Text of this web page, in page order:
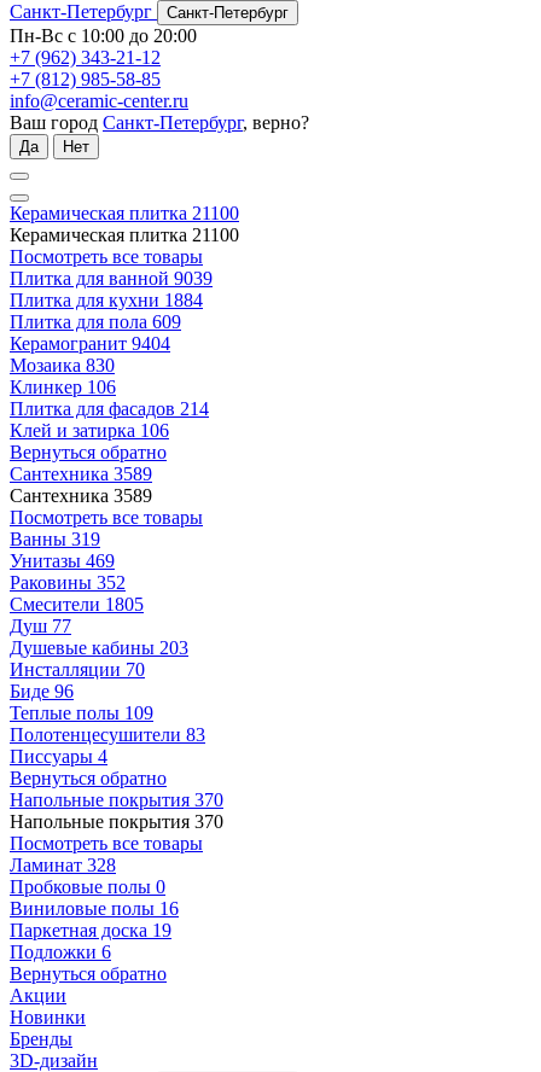
Санкт-Петербург
Санкт-Петербург
Пн-Вс с 10:00 до 20:00
+7 (962) 343-21-12
+7 (812) 985-58-85
info@ceramic-center.ru
Ваш город Санкт-Петербург, верно?
Да Нет
Керамическая плитка 21100
Керамическая плитка 21100
Посмотреть все товары
Плитка для ванной 9039
Плитка для кухни 1884
Плитка для пола 609
Керамогранит 9404
Мозаика 830
Клинкер 106
Плитка для фасадов 214
Клей и затирка 106
Вернуться обратно
Сантехника 3589
Сантехника 3589
Посмотреть все товары
Ванны 319
Унитазы 469
Раковины 352
Смесители 1805
Душ 77
Душевые кабины 203
Инсталляции 70
Биде 96
Теплые полы 109
Полотенцесушители 83
Писсуары 4
Вернуться обратно
Напольные покрытия 370
Напольные покрытия 370
Посмотреть все товары
Ламинат 328
Пробковые полы 0
Виниловые полы 16
Паркетная доска 19
Подложки 6
Вернуться обратно
Акции
Новинки
Бренды
3D-дизайн